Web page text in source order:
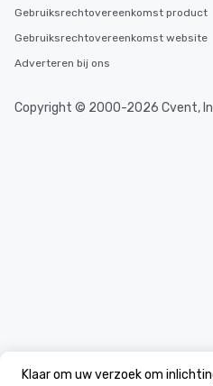
Klaar om uw verzoek om
Gebruiksrechtovereenkomst product
Gebruiksrechtovereenkomst website
Adverteren bij ons
Copyright © 2000-2026 Cvent,